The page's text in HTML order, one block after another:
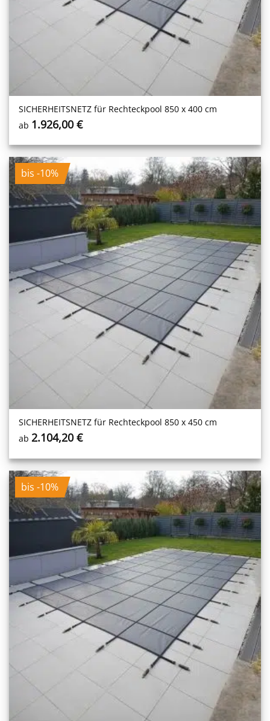
SICHERHEITS­NETZ für Rechteckpool 850 x 400 cm
ab 1.926,00€
bis -10%
SICHERHEITS­NETZ für Rechteckpool 850 x 450 cm
ab2.104,20€
bis -10%